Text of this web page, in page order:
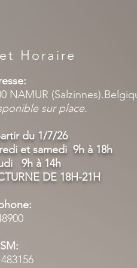
Horaire
NAMUR
sur place.
du 1/7/26
et samedi 9h à 18h
9h à 14h
DE 18H-21H